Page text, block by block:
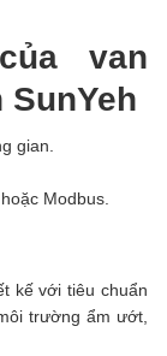
van
gian.
Modbus.
kế với tiêu chuẩn
trường ẩm ướt,